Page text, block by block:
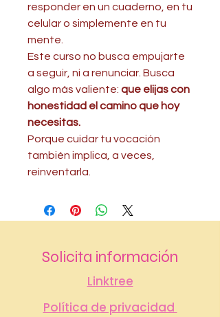
responder en un cuaderno, en tu
celular o simplemente en tu
mente.
Este curso no busca empujarte
a seguir, ni a renunciar. Busca
algo más valiente: que elijas con
honestidad el camino que hoy
necesitas.
Porque cuidar tu vocación
también implica, a veces,
reinventarla.
Solicita información
Linktree
Política de privacidad